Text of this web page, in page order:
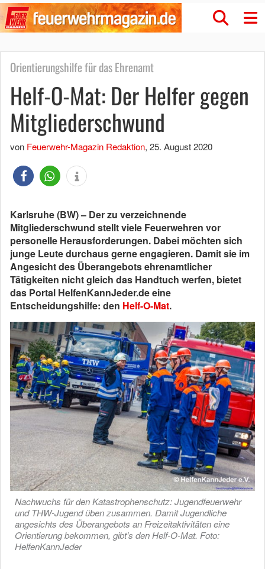
Orientierungshilfe für das Ehrenamt
Helf-O-Mat: Der Helfer gegen
Mitgliederschwund
von Feuerwehr-Magazin Redaktion, 25. August 2020
Karlsruhe (BW) – Der zu verzeichnende
Mitgliederschwund stellt viele Feuerwehren vor
personelle Herausforderungen. Dabei möchten sich
junge Leute durchaus gerne engagieren. Damit sie im
Angesicht des Überangebots ehrenamtlicher
Tätigkeiten nicht gleich das Handtuch werfen, bietet
das Portal HelfenKannJeder.de eine
Entscheidungshilfe: den Helf-O-Mat.
Nachwuchs für den Katastrophenschutz: Jugendfeuerwehr
und THW-Jugend üben zusammen. Damit Jugendliche
angesichts des Überangebots an Freizeitaktivitäten eine
Orientierung bekommen, gibt’s den Helf-O-Mat. Foto:
HelfenKannJeder